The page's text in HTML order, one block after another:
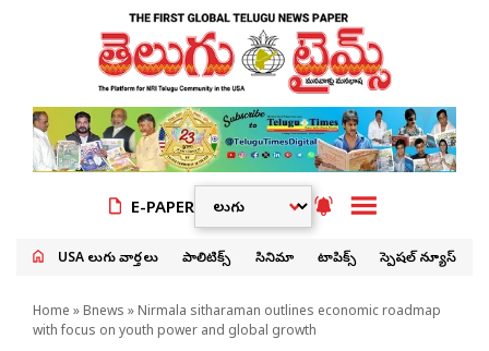
E-PAPER
USA తెలుగు వార్తలు పాలిటిక్స్ సినిమా టాపిక్స్ స్పెషల్ న్యూస్
Home » Bnews » Nirmala sitharaman outlines economic roadmap
with focus on youth power and global growth